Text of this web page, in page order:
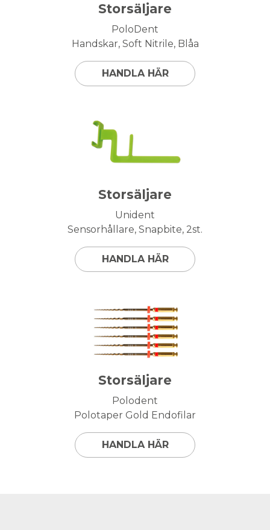
Storsäljare
PoloDent
Handskar, Soft Nitrile, Blåa
HANDLA HÄR
Storsäljare
Unident
Sensorhållare, Snapbite, 2st.
HANDLA HÄR
Storsäljare
Polodent
Polotaper Gold Endofilar
HANDLA HÄR